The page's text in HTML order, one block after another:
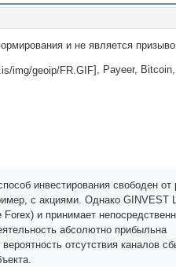
и не является
], Payeer,
инвестирования свободен от
с акциями. Однако GINVEST
и принимает
абсолютно прибыльна
отсутствия каналов